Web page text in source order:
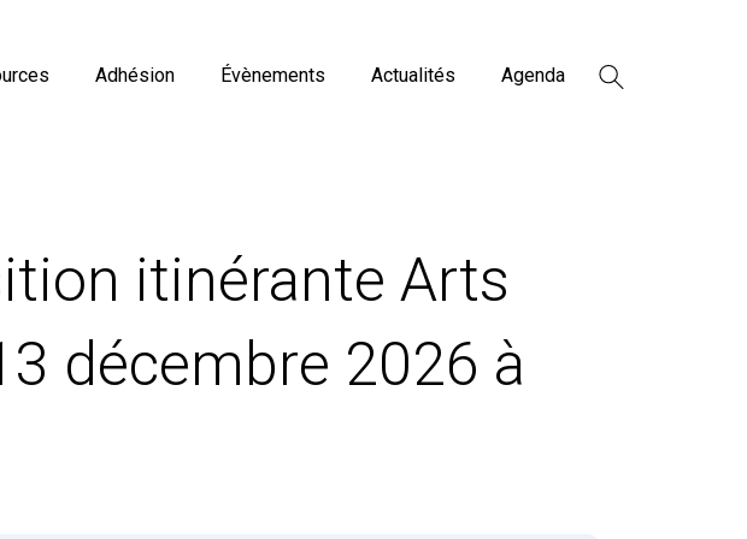
Adhésion Évènements Actualités Agenda
itinérante Arts
décembre 2026 à